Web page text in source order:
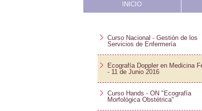
INICIO
Curso Nacional - Gestión de los
Servicios de Enfermería
Ecografía Doppler en Medicina
- 11 de Junio 2016
Curso Hands - ON "Ecografía
Morfológica Obstétrica"